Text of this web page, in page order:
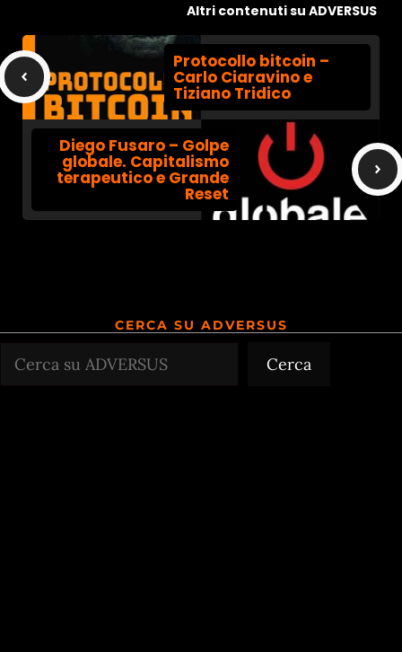
Altri contenuti su ADVERSUS
Protocollo bitcoin –
Carlo Ciaravino e
Tiziano Tridico
Diego Fusaro – Golpe
globale. Capitalismo
terapeutico e Grande
Reset
CERCA SU ADVERSUS
Cerca